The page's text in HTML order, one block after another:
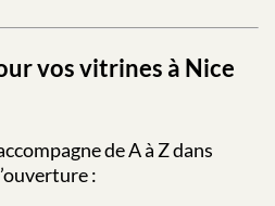
vos vitrines à Nice
de A à Z dans
: